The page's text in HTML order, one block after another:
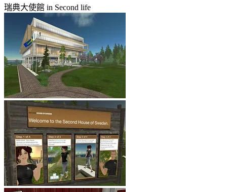
瑞典大使館 in Second life